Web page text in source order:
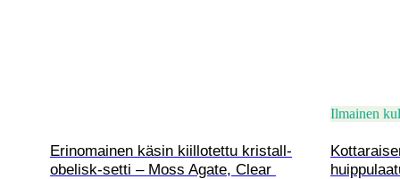
Erinomainen käsin kiillotettu kristall-
obelisk-setti – Moss Agate, Clear
Ilmainen